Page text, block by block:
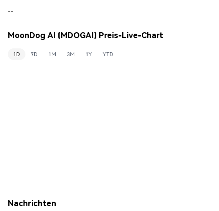
--
MoonDog AI (MDOGAI) Preis-Live-Chart
1D 7D 1M 3M 1Y YTD
Nachrichten